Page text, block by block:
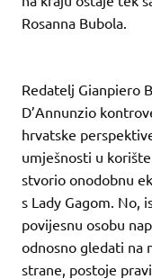
Rosanna Bubola.
Redatelj Gianpiero
D’Annunzio
hrvatske
umješnosti u
stvorio onodobnu
s Lady Gagom. No,
povijesnu osobu
odnosno gledati na
strane, postoje